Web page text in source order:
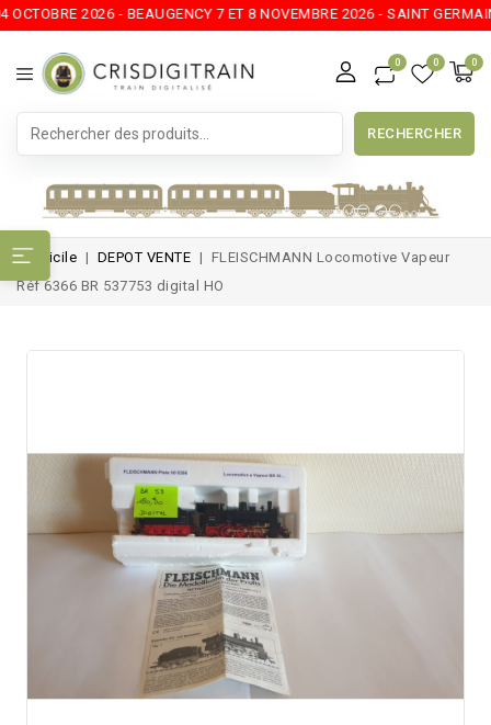
2026 - BEAUGENCY 7 ET 8 NOVEMBRE 2026 - SAINT
0
0
0
RECHERCHER
Domicile DEPOT VENTE
FLEISCHMANN Locomotive Vapeur
Réf 6366 BR 537753 digital HO